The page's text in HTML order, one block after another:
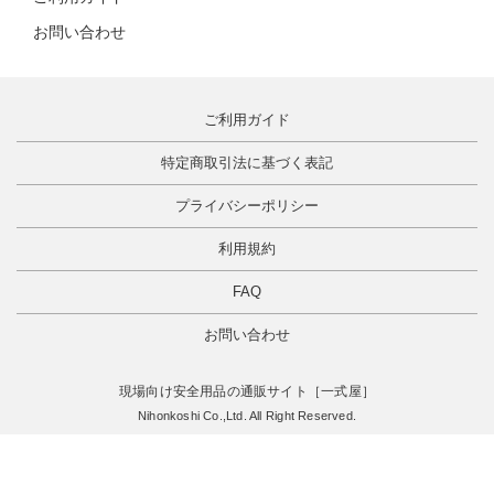
お問い合わせ
ご利用ガイド
特定商取引法に基づく表記
プライバシーポリシー
利用規約
FAQ
お問い合わせ
現場向け安全用品の通販サイト［一式屋］
Nihonkoshi Co.,Ltd. All Right Reserved.